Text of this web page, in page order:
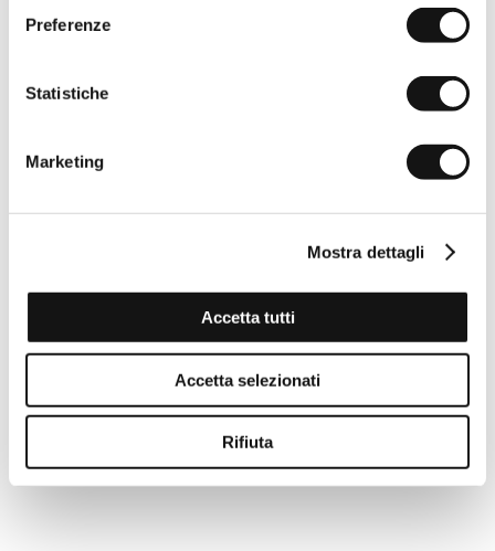
Preferenze
Statistiche
Marketing
Mostra dettagli
Accetta tutti
Accetta selezionati
Rifiuta